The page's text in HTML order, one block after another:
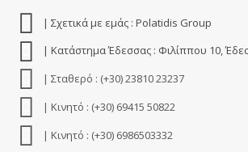
| Σχετικά με εμάς : Polatidis Group
| Κατάστημα Έδεσσας : Φιλίππου 10,
| Σταθερό : (+30) 23810 23237
| Κινητό : (+30) 69415 50822
| Κινητό : (+30) 6986503332